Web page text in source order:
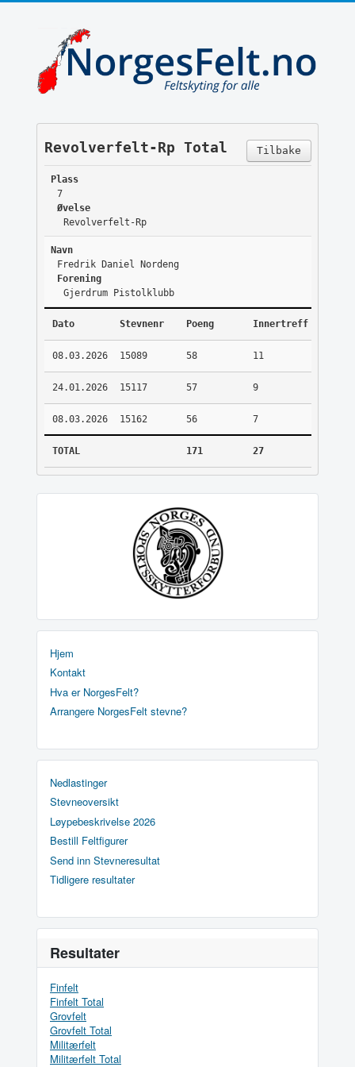
Tilbake
Revolverfelt-Rp Total
Plass
7
Øvelse
Revolverfelt-Rp
Navn
Fredrik Daniel Nordeng
Forening
Gjerdrum Pistolklubb
Dato Stevnenr Poeng Innertreff
08.03.2026 15089 58 11
24.01.2026 15117 57 9
08.03.2026 15162 56 7
TOTAL 171 27
Hjem
Kontakt
Hva er NorgesFelt?
Arrangere NorgesFelt stevne?
Nedlastinger
Stevneoversikt
Løypebeskrivelse 2026
Bestill Feltfigurer
Send inn Stevneresultat
Tidligere resultater
Resultater
Finfelt
Finfelt Total
Grovfelt
Grovfelt Total
Militærfelt
Militærfelt Total